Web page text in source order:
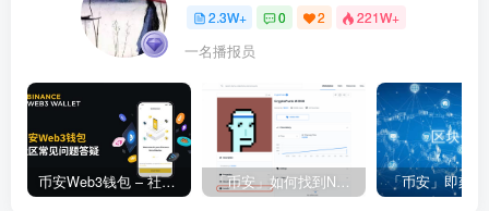
2.3W+ 0 2 221W+
一名播报员
币安Web3钱包 – 社区常见问题答疑 「币安」如何找到NFT合约地址？